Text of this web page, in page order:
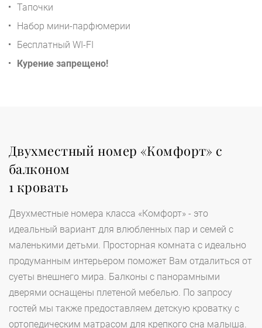
Тапочки
Набор мини-парфюмерии
Бесплатный WI-FI
Курение запрещено!
Двухместный номер «Комфорт» с
балконом
1 кровать
Двухместные номера класса «Комфорт» - это
идеальный вариант для влюбленных пар и семей с
маленькими детьми. Просторная комната с идеально
продуманным интерьером поможет Вам отдалиться от
суеты внешнего мира. Балконы с панорамными
дверями оснащены плетеной мебелью. По запросу
гостей мы также предоставляем детскую кроватку с
ортопедическим матрасом для крепкого сна малыша.